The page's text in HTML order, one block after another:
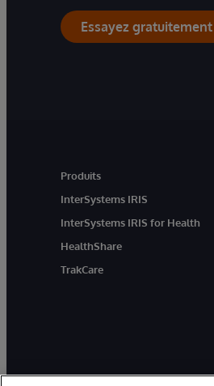
Essayez
Produits
InterSystems IRIS
InterSystems IRIS for Health
HealthShare
TrakCare